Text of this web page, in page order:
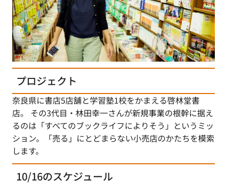
プロジェクト
奈良県に書店5店舗と学習塾1校をかまえる啓林堂書
店。 その3代目・林田幸一さんが新規事業の根幹に据え
るのは「すべてのブックライフによりそう」というミッ
ション。「売る」にとどまらない小売店のかたちを模索
します。
10/16のスケジュール